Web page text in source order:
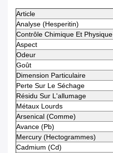
Article
Analyse (Hesperitin)
Contrôle Chimique Et Physique
Aspect
Odeur
Goût
Dimension Particulaire
Perte Sur Le Séchage
Résidu Sur L'allumage
Métaux Lourds
Arsenical (comme)
Avance (Pb)
Mercury (hectogrammes)
Cadmium (Cd)